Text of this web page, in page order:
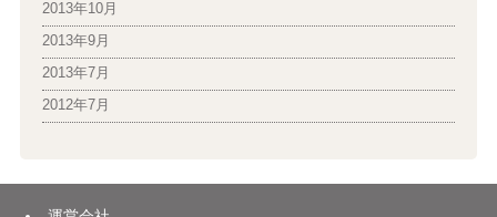
2013年10月
2013年9月
2013年7月
2012年7月